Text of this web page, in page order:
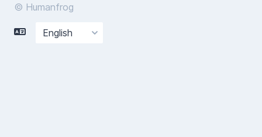
© Humanfrog